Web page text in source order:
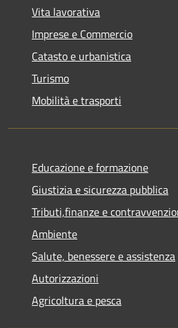
Vita lavorativa
Imprese e Commercio
Catasto e urbanistica
Turismo
Mobilità e trasporti
Educazione e formazione
Giustizia e sicurezza pubblica
Tributi,finanze e
Ambiente
Salute, benessere e assistenza
Autorizzazioni
Agricoltura e pesca